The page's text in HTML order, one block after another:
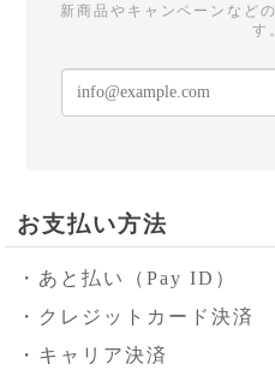
新商品やキャンペーンなど
す
お支払い方法
・あと払い（Pay ID）
・クレジットカード決済
・キャリア決済